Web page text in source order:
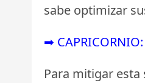
sabe optimizar
➡ CAPRICORNIO:
Para mitigar